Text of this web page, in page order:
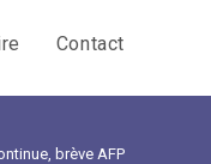
Contact
brève AFP